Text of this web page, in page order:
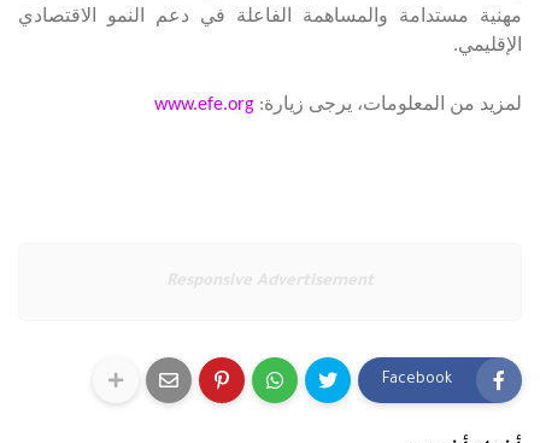
مهنية مستدامة والمساهمة الفاعلة في دعم النمو الاقتصادي
الإقليمي.
لمزيد من المعلومات، يرجى زيارة:
www.efe.org
Responsive Advertisement
Facebook